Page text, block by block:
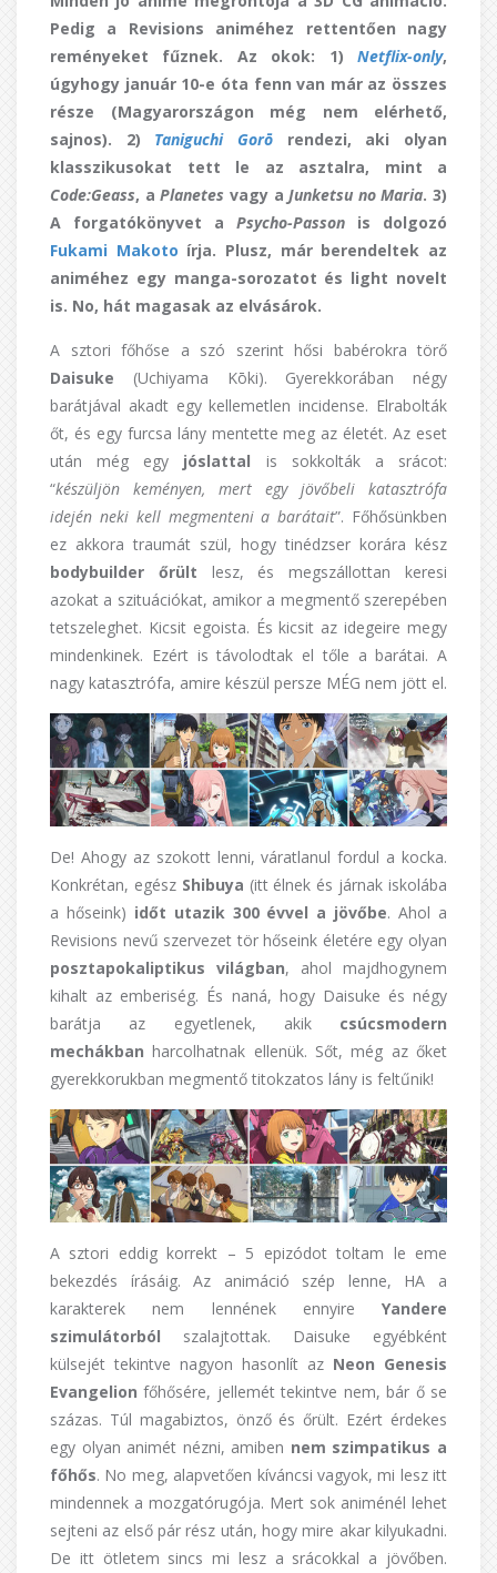
Pedig a Revisions animéhez rettentően nagy
reményeket fűznek. Az okok: 1) Netflix-only,
úgyhogy január 10-e óta fenn van már az összes
része (Magyarországon még nem elérhető,
sajnos). 2) Taniguchi Gorō
rendezi, aki olyan
klasszikusokat tett le az asztalra, mint a
Code:Geass, aPlanetes vagy a Junketsu no Maria. 3)
A forgatókönyvet a Psycho-Passon is dolgozó
Fukami Makoto írja. Plusz, már berendeltek az
animéhez egy manga-sorozatot és light novelt
is. No, hát magasak az elvásárok.
A sztori főhőse a szó szerint hősi babérokra törő
Daisuke (Uchiyama Kōki). Gyerekkorában négy
barátjával akadt egy kellemetlen incidense. Elrabolták
őt, és egy furcsa lány mentette meg az életét. Az eset
után még egy jóslattal is sokkolták a srácot:
“készüljön keményen, mert egy jövőbeli katasztrófa
idején neki kell megmenteni a barátait”. Főhősünkben
ez akkora traumát szül, hogy tinédzser korára kész
bodybuilder őrült lesz, és megszállottan keresi
azokat a szituációkat, amikor a megmentő szerepében
tetszeleghet. Kicsit egoista. És kicsit az idegeire megy
mindenkinek. Ezért is távolodtak el tőle a barátai. A
nagy katasztrófa, amire készül persze MÉG nem jött el.
De! Ahogy az szokott lenni, váratlanul fordul a kocka.
Konkrétan, egész Shibuya (itt élnek és járnak iskolába
a hőseink) időt utazik 300 évvel a jövőbe. Ahol a
Revisions nevű szervezet tör hőseink életére egy olyan
posztapokaliptikus világban, ahol majdhogynem
kihalt az emberiség. És naná, hogy Daisuke és négy
barátja az egyetlenek, akik csúcsmodern
mechákban harcolhatnak ellenük. Sőt, még az őket
gyerekkorukban megmentő titokzatos lány is feltűnik!
A sztori eddig korrekt – 5 epizódot toltam le eme
bekezdés írásáig. Az animáció szép lenne, HA a
karakterek nem lennének ennyire Yandere
szimulátorból szalajtottak. Daisuke egyébként
külsejét tekintve nagyon hasonlít az Neon Genesis
Evangelion főhősére, jellemét tekintve nem, bár ő se
százas. Túl magabiztos, önző és őrült. Ezért érdekes
egy olyan animét nézni, amiben nem szimpatikus a
főhős. No meg, alapvetően kíváncsi vagyok, mi lesz itt
mindennek a mozgatórugója. Mert sok animénél lehet
sejteni az első pár rész után, hogy mire akar kilyukadni.
De itt ötletem sincs mi lesz a srácokkal a jövőben.